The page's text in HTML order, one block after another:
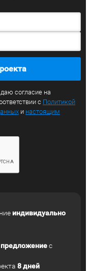
согласие на
с Политикой
и настоящим
индивидуально
предложениес
8 дней